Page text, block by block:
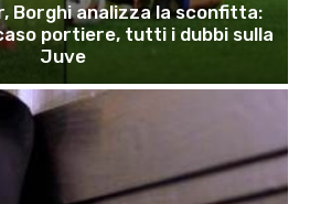
Borghi analizza la sconfitta:
portiere, tutti i dubbi sulla
Juve